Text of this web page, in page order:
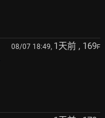
08/07 18:49, 1天前 , 169F